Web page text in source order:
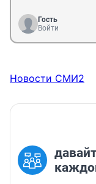
Гость
Войти
Новости СМИ2